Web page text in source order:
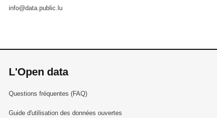
info@data.public.lu
L'Open data
Questions fréquentes (FAQ)
Guide d'utilisation des données ouvertes